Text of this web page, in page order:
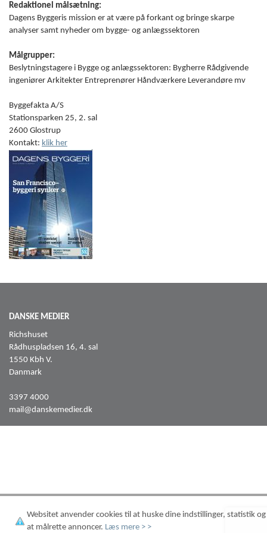
Redaktionel målsætning:
Dagens Byggeris mission er at være på forkant og bringe skarpe
analyser samt nyheder om bygge- og anlægssektoren
Målgrupper:
Beslytningstagere i Bygge og anlægssektoren: Bygherre Rådgivende
ingeniører Arkitekter Entreprenører Håndværkere Leverandøre mv
Byggefakta A/S
Stationsparken 25, 2. sal
2600 Glostrup
Kontakt: klik her
DANSKE MEDIER
Richshuset
Rådhuspladsen 16, 4. sal
1550 Kbh V.
Danmark
3397 4000
mail@danskemedier.dk
TILMELD NYHEDSBREV
Websitet anvender cookies til at huske dine indstillinger, statistik og
at målrette annoncer. Læs mere > >